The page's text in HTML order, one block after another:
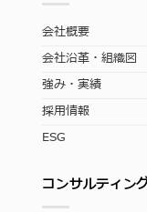
会社概要
会社沿革・組織図
強み・実績
採用情報
ESG
コンサルティン